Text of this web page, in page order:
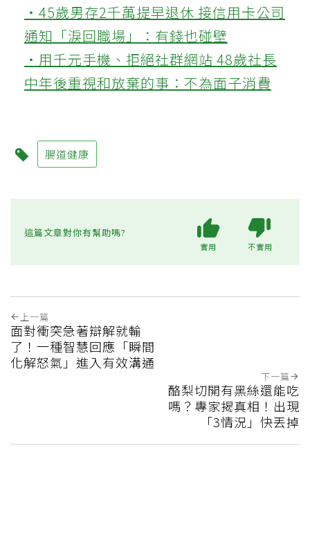
‧45歲男存2千萬提早退休 接信用卡公司
通知「淚回職場」：有錢也碰壁
‧用千元手機、拒絕社群網站 48歲社長
中年後重視和放棄的事：不為面子消費
腸道健康
這篇文章對你有幫助嗎?
實用 不實用
上一篇
面對衝突急著辯解就輸
了！一種智慧回應「瞬間
化解怒氣」進入有效溝通
下一篇
酪梨切開有黑絲還能吃
嗎？專家揭真相！出現
「3情況」快丟掉